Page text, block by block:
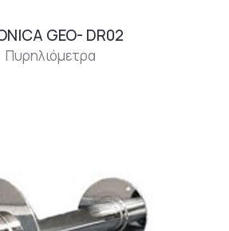
GEO- DR02
Πυρηλιόμετρα